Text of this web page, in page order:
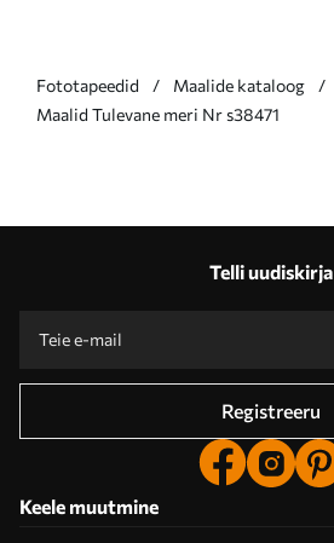
Fototapeedid Maalide kataloog
Maalid Tulevane meri Nr s38471
Telli uudiskirja
Registreeru
Keele muutmine